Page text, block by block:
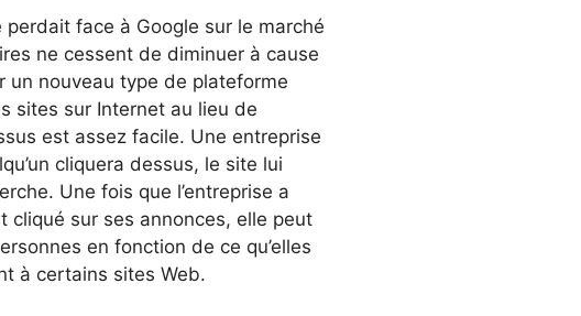
perdait face à Google sur le marché
ne cessent de diminuer à cause
un nouveau type de plateforme
sites sur Internet au lieu de
est assez facile. Une entreprise
cliquera dessus, le site lui
Une fois que l’entreprise a
cliqué sur ses annonces, elle peut
en fonction de ce qu’elles
à certains sites Web.